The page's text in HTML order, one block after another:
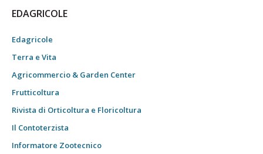
EDAGRICOLE
Edagricole
Terra e Vita
Agricommercio & Garden Center
Frutticoltura
Rivista di Orticoltura e Floricoltura
Il Contoterzista
Informatore Zootecnico